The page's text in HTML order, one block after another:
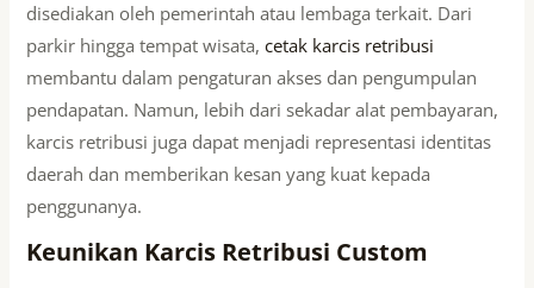
disediakan oleh pemerintah atau lembaga terkait. Dari
parkir hingga tempat wisata,cetak karcis retribusi
membantu dalam pengaturan akses dan pengumpulan
pendapatan. Namun, lebih dari sekadar alat pembayaran,
karcis retribusi juga dapat menjadi representasi identitas
daerah dan memberikan kesan yang kuat kepada
penggunanya.
Keunikan Karcis Retribusi Custom